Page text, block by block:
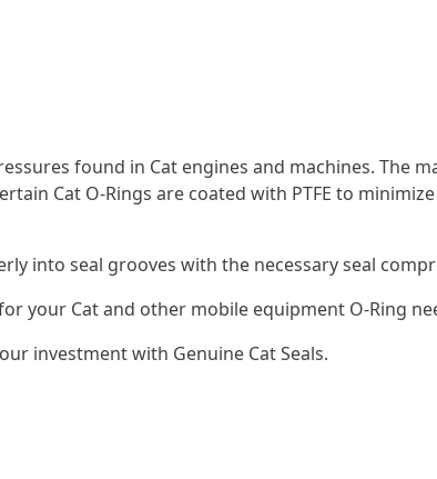
found in Cat engines and machines. The
Cat O-Rings are coated with PTFE to
into seal grooves with the necessary seal
your Cat and other mobile equipment O-Ring
investment with Genuine Cat Seals.